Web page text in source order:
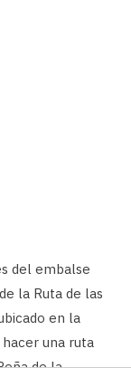
del embalse
la Ruta de las
en la
una ruta
de la